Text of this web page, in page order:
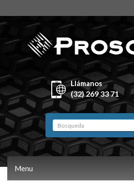
Llámanos
(32) 269 33 71
Menu